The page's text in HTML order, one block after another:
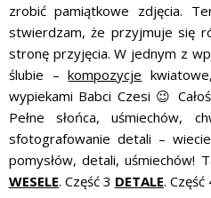
zrobić pamiątkowe zdjęcia.
stwierdzam, że przyjmuje się
stronę przyjęcia. W jednym z
ślubie –kompozycje
wypiekami Babci Czesi 😉
Pełne słońca,
sfotografowanie detali –
pomysłów, detali, uśmiechów!
WESELE. Część 3 DETALE. Część